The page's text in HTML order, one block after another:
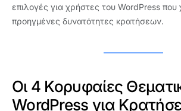
επιλογές για χρήστες του WordPress που
προηγμένες δυνατότητες κρατήσεων.
Οι 4 Κορυφαίες
WordPress για